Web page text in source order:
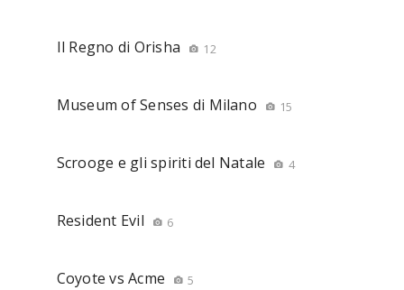
Il Regno di Orisha 12
Museum of Senses di Milano 15
Scrooge e gli spiriti del Natale 4
Resident Evil 6
Coyote vs Acme 5